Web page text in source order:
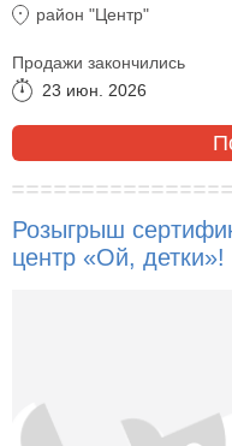
район "Центр"
Продажи закончились
23 июн. 2026
Розыгрыш
центр «Ой, детки»!